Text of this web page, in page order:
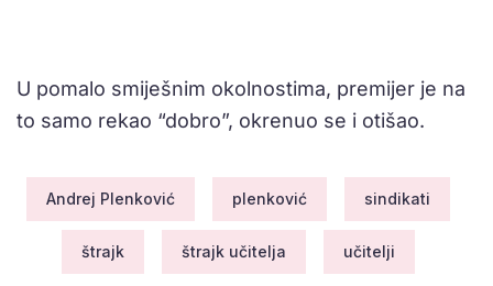
U pomalo smiješnim okolnostima, premijer je na
to samo rekao “dobro”, okrenuo se i otišao.
Andrej Plenković plenković sindikati
štrajk štrajk učitelja učitelji